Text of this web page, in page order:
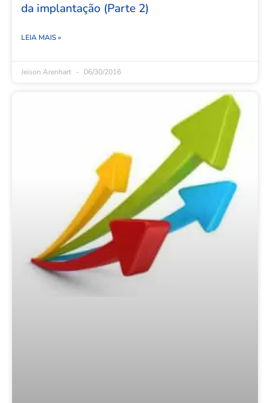
da implantação (Parte 2)
LEIA MAIS »
Jeison Arenhart 06/30/2016